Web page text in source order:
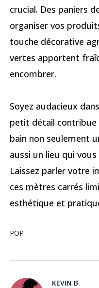
crucial. Des paniers
organiser vos
touche décorative
vertes apportent
encombrer.
Soyez audacieux
petit détail contribue
bain non seulement
aussi un lieu qui
Laissez parler votre
ces mètres carrés
esthétique et
POP
KEVIN B.